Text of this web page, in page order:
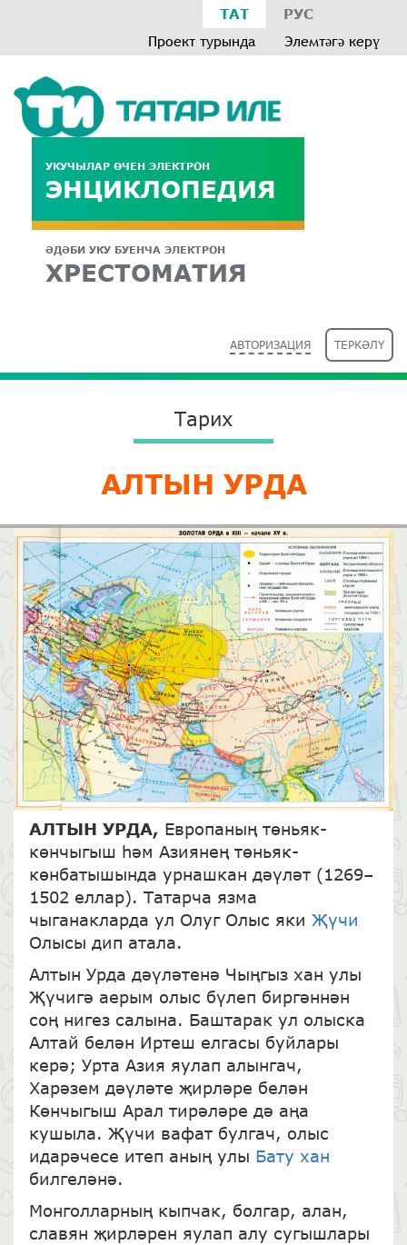
ТАТ РУС
Проект турында Элемтәгә керү
УКУЧЫЛАР ӨЧЕН ЭЛЕКТРОН
ЭНЦИКЛОПЕДИЯ
ӘДӘБИ УКУ БУЕНЧА ЭЛЕКТРОН
ХРЕСТОМАТИЯ
АВТОРИЗАЦИЯ ТЕРКӘЛҮ
Тарих
АЛТЫН УРДА
АЛТЫН УРДА, Европаның төньяк-
көнчыгыш һәм Азиянең төньяк-
көнбатышында урнашкан дәүләт (1269–
1502 еллар). Татарча язма
чыганакларда ул Олуг Олыс яки Җүчи
Олысы дип атала.
Алтын Урда дәүләтенә Чыңгыз хан улы
Җүчигә аерым олыс бүлеп биргәннән
соң нигез салына. Баштарак ул олыска
Алтай белән Иртеш елгасы буйлары
керә; Урта Азия яулап алынгач,
Харәзем дәүләте җирләре белән
Көнчыгыш Арал тирәләре дә аңа
кушыла. Җүчи вафат булгач, олыс
идарәчесе итеп аның улы Бату хан
билгеләнә.
Монголларның кыпчак, болгар, алан,
славян җирләрен яулап алу сугышлары